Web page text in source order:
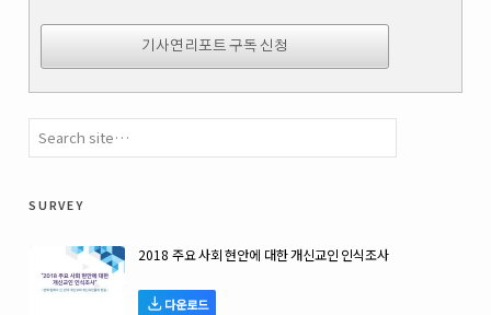
survey
2018 주요 사회 현안에 대한 개신교인 인식조사
다운로드